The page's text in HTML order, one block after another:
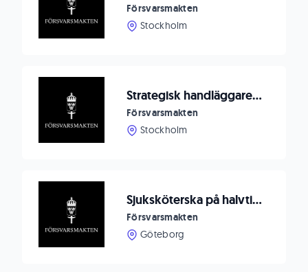
Försvarsmakten
Stockholm
Strategisk handläggare för Nationella frågor
Försvarsmakten
Stockholm
Sjuksköterska på halvtid till Försvarshälsan vikariat
Försvarsmakten
Göteborg